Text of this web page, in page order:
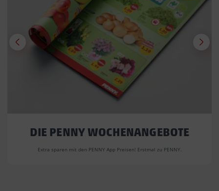
DIE PENNY WOCHENANGEBOTE
Extra sparen mit den PENNY App Preisen! Erstmal zu PENNY.